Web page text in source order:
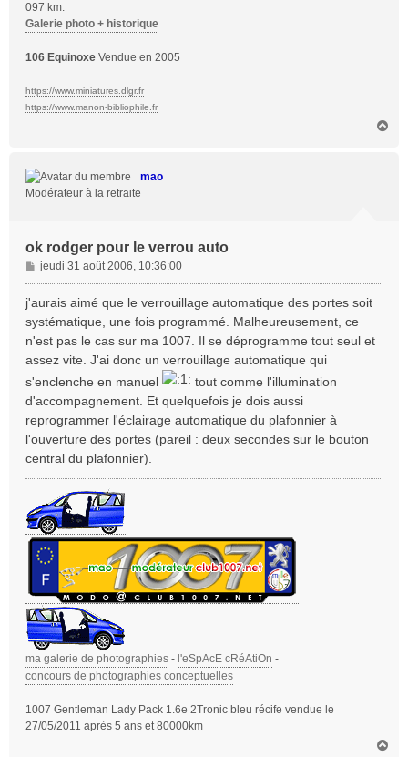
097 km.
Galerie photo + historique
106 Equinoxe Vendue en 2005
https://www.miniatures.dlgr.fr
https://www.manon-bibliophile.fr
mao
Modérateur à la retraite
ok rodger pour le verrou auto
M
e
s
g
e
jeudi 31 août 2006, 10:36:00
j'aurais aimé que le verrouillage automatique des portes soit
systématique, une fois programmé. Malheureusement, ce
n'est pas le cas sur ma 1007. Il se déprogramme tout seul et
assez vite. J'ai donc un verrouillage automatique qui
s'enclenche en manuel
tout comme l'illumination
d'accompagnement. Et quelquefois je dois aussi
reprogrammer l'éclairage automatique du plafonnier à
l'ouverture des portes (pareil : deux secondes sur le bouton
central du plafonnier).
ma galerie de photographies - l'eSpAcE cRéAtiOn -
concours de photographies conceptuelles
1007 Gentleman Lady Pack 1.6e 2Tronic bleu récife vendue le
27/05/2011 après 5 ans et 80000km